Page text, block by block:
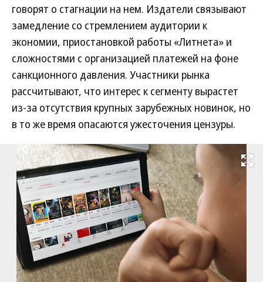
говорят о стагнации на нем. Издатели связывают
замедление со стремлением аудитории к
экономии, приостановкой работы «Литнета» и
сложностями с организацией платежей на фоне
санкционного давления. Участники рынка
рассчитывают, что интерес к сегменту вырастет
из-за отсутствия крупных зарубежных новинок, но
в то же время опасаются ужесточения цензуры.
Развернуть